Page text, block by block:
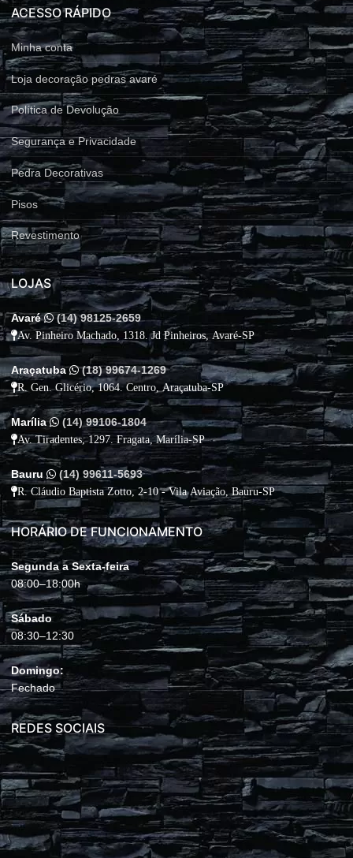
ACESSO RÁPIDO
Minha conta
Loja decoração pedras avaré
Política de Devolução
Segurança e Privacidade
Pedra Decorativas
Pisos
Revestimento
LOJAS
Avaré (14) 98125-2659
Av. Pinheiro Machado, 1318. Jd Pinheiros, Avaré-SP
Araçatuba (18) 99674-1269
R. Gen. Glicério, 1064. Centro, Araçatuba-SP
Marília (14) 99106-1804
Av. Tiradentes, 1297. Fragata, Marília-SP
Bauru (14) 99611-5693
R. Cláudio Baptista Zotto, 2-10 - Vila Aviação, Bauru-SP
HORÁRIO DE FUNCIONAMENTO
Segunda a Sexta-feira
08:00–18:00h
Sábado
08:30–12:30
Domingo:
Fechado
REDES SOCIAIS